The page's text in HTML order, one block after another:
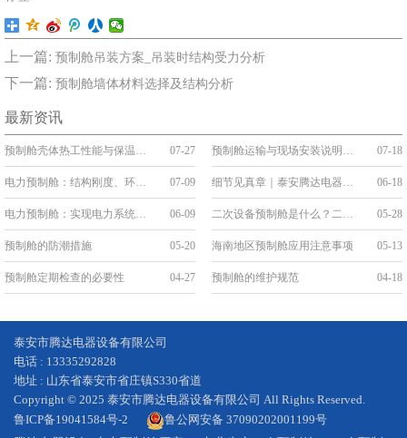
上一篇: 预制舱吊装方案_吊装时结构受力分析
下一篇: 预制舱墙体材料选择及结构分析
最新资讯
预制舱壳体热工性能与保温构造 07-27 预制舱运输与现场安装说明：吊装、就位与接口连接 07-18
电力预制舱：结构刚度、环境防护与系统稳定性 07-09 细节见真章｜泰安腾达电器：把“线缆艺术”刻进预制舱的基因里 06-18
电力预制舱：实现电力系统的变革与升级 06-09 二次设备预制舱是什么？二次舱的应用和优势 05-28
预制舱的防潮措施 05-20 海南地区预制舱应用注意事项 05-13
预制舱定期检查的必要性 04-27 预制舱的维护规范 04-18
泰安市腾达电器设备有限公司
电话 : 13335292828
地址 : 山东省泰安市省庄镇S330省道
Copyright © 2025 泰安市腾达电器设备有限公司 All Rights Reserved.
鲁ICP备19041584号-2
鲁公网安备 37090202001199号